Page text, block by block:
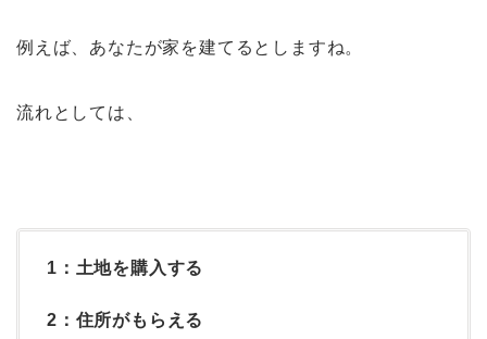
例えば、あなたが家を建てるとしますね。
流れとしては、
1：土地を購入する
2：住所がもらえる